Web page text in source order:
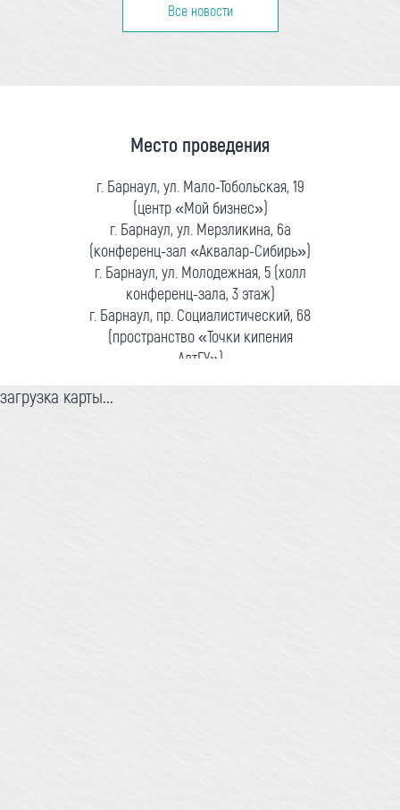
Все новости
Место проведения
г. Барнаул, ул. Мало-Тобольская, 19
(центр «Мой бизнес»)
г. Барнаул, ул. Мерзликина, 6а
(конференц-зал «Аквалар-Сибирь»)
г. Барнаул, ул. Молодежная, 5 (холл
конференц-зала, 3 этаж)
г. Барнаул, пр. Социалистический, 68
(пространство «Точки кипения
АлтГУ»)
загрузка карты...